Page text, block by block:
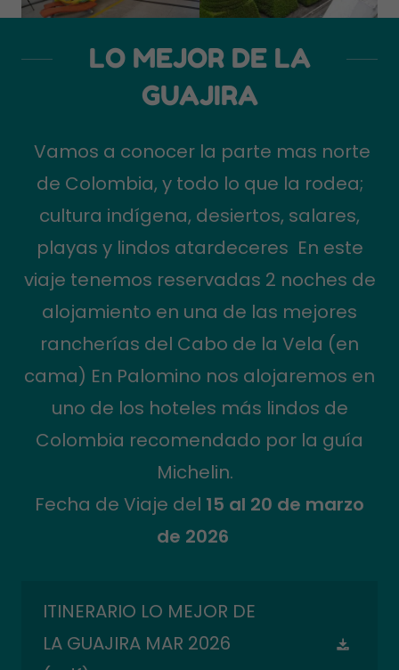
LO MEJOR DE LA
GUAJIRA
Vamos a conocer la parte mas norte
de Colombia, y todo lo que la rodea;
cultura indígena, desiertos, salares,
playas y lindos atardeceres En este
viaje tenemos reservadas 2 noches de
alojamiento en una de las mejores
rancherías del Cabo de la Vela (en
cama) En Palomino nos alojaremos en
uno de los hoteles más lindos de
Colombia recomendado por la guía
Michelin.
Fecha de Viaje del 15 al 20 de marzo
de 2026
ITINERARIO LO MEJOR DE
LA GUAJIRA MAR 2026